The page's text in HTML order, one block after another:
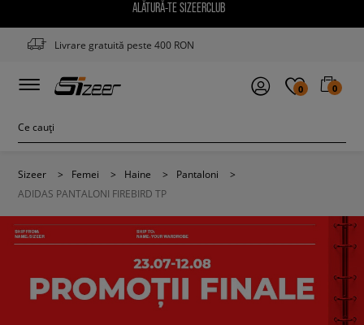
ALĂTURĂ-TE SIZEERCLUB
Livrare gratuită peste 400 RON
0 0
Sizeer > Femei > Haine > Pantaloni
>
ADIDAS PANTALONI FIREBIRD TP